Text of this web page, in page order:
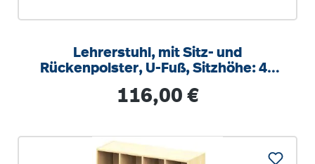
Lehrerstuhl, mit Sitz- und
Rückenpolster, U-Fuß, Sitzhöhe: 46
Regulärer Preis:
116,00 €